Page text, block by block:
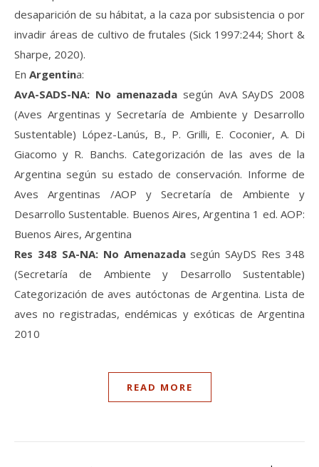
desaparición de su hábitat, a la caza por subsistencia o por
invadir áreas de cultivo de frutales (Sick 1997:244; Short &
Sharpe, 2020).
En Argentina:
AvA-SADS-NA: No amenazada según AvA SAyDS 2008
(Aves Argentinas y Secretaría de Ambiente y Desarrollo
Sustentable) López-Lanús, B., P. Grilli, E. Coconier, A. Di
Giacomo y R. Banchs. Categorización de las aves de la
Argentina según su estado de conservación. Informe de
Aves Argentinas /AOP y Secretaría de Ambiente y
Desarrollo Sustentable. Buenos Aires, Argentina 1 ed. AOP:
Buenos Aires, Argentina
Res 348 SA-NA: No Amenazadasegún SAyDS Res 348
(Secretaría de Ambiente y Desarrollo Sustentable)
Categorización de aves autóctonas de Argentina. Lista de
aves no registradas, endémicas y exóticas de Argentina
2010
READ MORE